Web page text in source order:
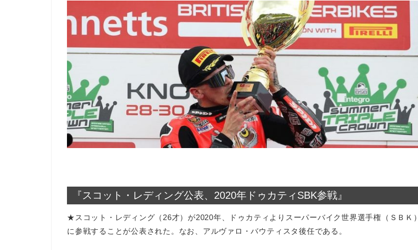
『スコット・レディング公表、2020年ドゥカティSBK参戦』
★スコット・レディング（26才）が2020年、ドゥカティよりスーパーバイク世界選手権（ＳＢＫ）
に参戦することが公表された。なお、アルヴァロ・バウティスタ後任である。